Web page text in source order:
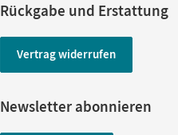
Rückgabe und Erstattung
Vertrag widerrufen
Newsletter abonnieren